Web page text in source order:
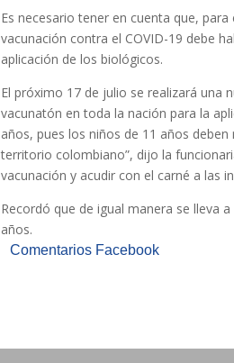
Es necesario tener en cuenta que,
vacunación contra el COVID-19 debe
aplicación de los biológicos.
El próximo 17 de julio se realizará una
vacunatón en toda la nación para la
años, pues los niños de 11 años
territorio colombiano”, dijo la
vacunación y acudir con el carné a las
Recordó que de igual manera se lleva
años.
Comentarios Facebook